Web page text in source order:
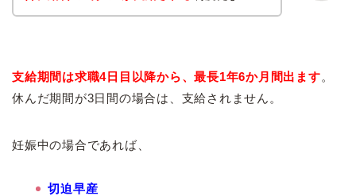
支給期間は求職4日目以降から、最長1年6か月間出ます。
休んだ期間が3日間の場合は、支給されません。
妊娠中の場合であれば、
切迫早産